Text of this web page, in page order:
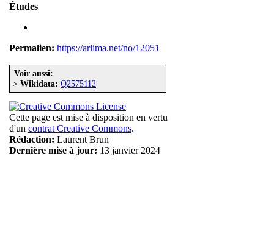
Études
Permalien: https://arlima.net/no/12051
Voir aussi:
> Wikidata: Q2575112
Cette page est mise à disposition en vertu
d'un contrat Creative Commons.
Rédaction: Laurent Brun
Dernière mise à jour: 13 janvier 2024